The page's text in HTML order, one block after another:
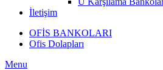
İletişim
OFİS BANKOLARI
Ofis Dolapları
Menu